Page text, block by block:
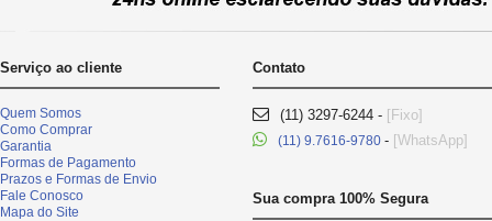
Serviço ao cliente
Quem Somos
Como Comprar
Garantia
Formas de Pagamento
Prazos e Formas de Envio
Fale Conosco
Mapa do Site
Contato
(11) 3297-6244 - [Fixo]
(11) 9.7616-9780 - [WhatsApp]
Sua compra 100% Segura